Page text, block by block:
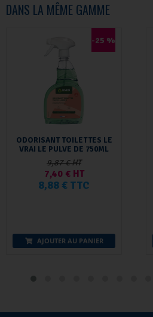
DANS LA MÊME GAMME
-25 %
ODORISANT TOILETTES LE
VRAI LE PULVE DE 750ML
9,87 € HT
7,40 € HT
8,88 € TTC
AJOUTER AU PANIER